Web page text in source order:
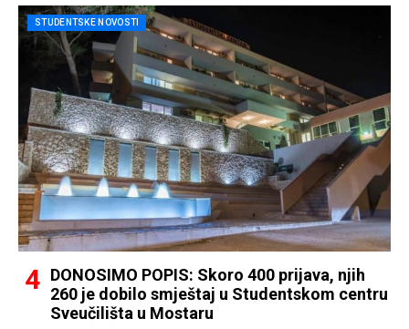
STUDENTSKE NOVOSTI
DONOSIMO POPIS: Skoro 400 prijava, njih
260 je dobilo smještaj u Studentskom centru
Sveučilišta u Mostaru